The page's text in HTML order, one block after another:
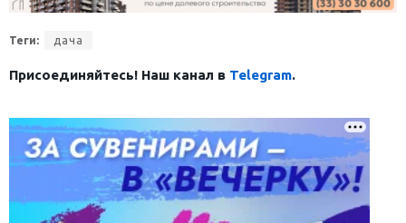
Теги: дача
Присоединяйтесь! Наш канал в Telegram.